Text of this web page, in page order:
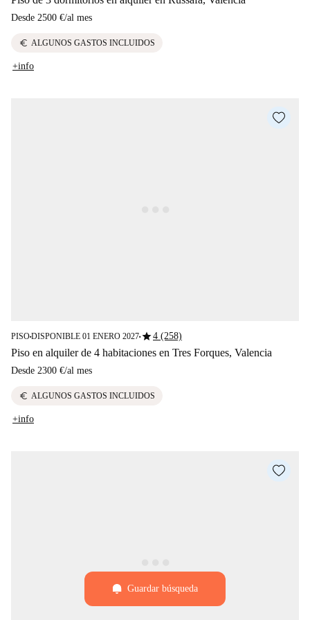
Desde 2500 €/al mes
euro ALGUNOS GASTOS INCLUIDOS
+info
PISO■DISPONIBLE 01 ENERO 2027■star4 (258)
Piso en alquiler de 4 habitaciones en Tres Forques, Valencia
Desde 2300 €/al mes
euro ALGUNOS GASTOS INCLUIDOS
+info
Guardar búsqueda